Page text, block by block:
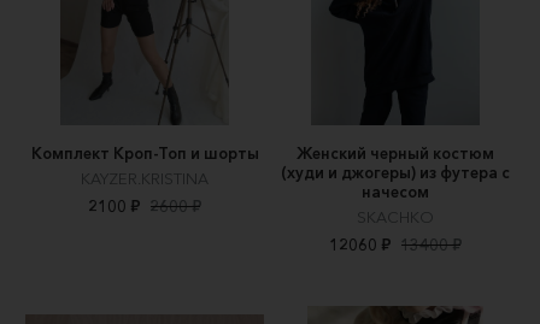
Комплект Кроп-Топ и шорты
KAYZER.KRISTINA
2100 ₽ 2600 ₽
Женский черный костюм
(худи и джогеры) из футера с
начесом
SKACHKO
12060 ₽ 13400 ₽